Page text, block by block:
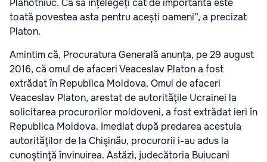
toată povestea asta pentru acești oameni”, a precizat
Platon.
Amintim că, Procuratura Generală anunța, pe 29 august
2016, că omul de afaceri Veaceslav Platon a fost
extrădat în Republica Moldova. Omul de afaceri
Veaceslav Platon, arestat de autorităţile Ucrainei la
solicitarea procurorilor moldoveni, a fost extrădat ieri în
Republica Moldova. Imediat după predarea acestuia
autorităţilor de la Chişinău, procurorii i-au adus la
cunoştinţă învinuirea. Astăzi, judecătoria Buiucani